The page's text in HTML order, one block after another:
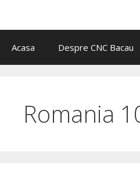
Acasa Despre CNC Bacau
Romania